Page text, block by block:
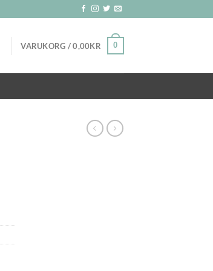
VARUKORG /0,00KR 0